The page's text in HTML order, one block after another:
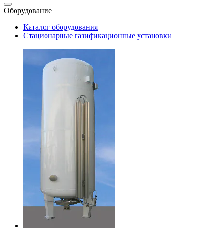
Оборудование
Каталог оборудования
Стационарные газификационные установки